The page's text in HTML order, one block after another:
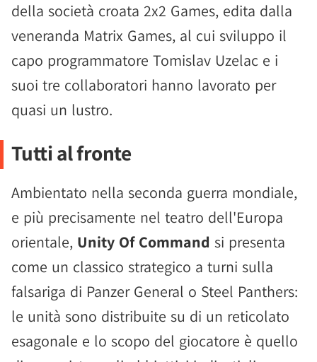
della società croata 2x2 Games, edita dalla
veneranda Matrix Games, al cui sviluppo il
capo programmatore Tomislav Uzelac e i
suoi tre collaboratori hanno lavorato per
quasi un lustro.
Tutti al fronte
Ambientato nella seconda guerra mondiale,
e più precisamente nel teatro dell'Europa
orientale, Unity Of Command si presenta
come un classico strategico a turni sulla
falsariga di Panzer General o Steel Panthers:
le unità sono distribuite su di un reticolato
esagonale e lo scopo del giocatore è quello